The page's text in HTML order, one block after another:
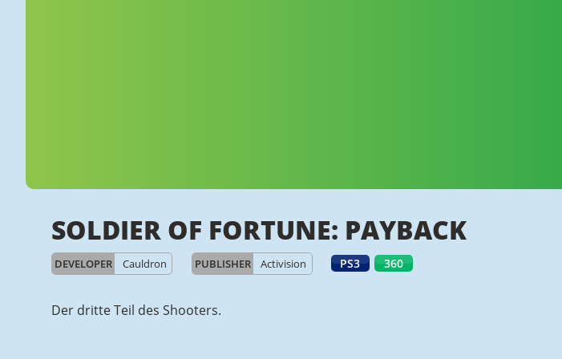
SOLDIER OF FORTUNE: PAYBACK
DEVELOPER Cauldron PUBLISHER Activision PS3 360
Der dritte Teil des Shooters.